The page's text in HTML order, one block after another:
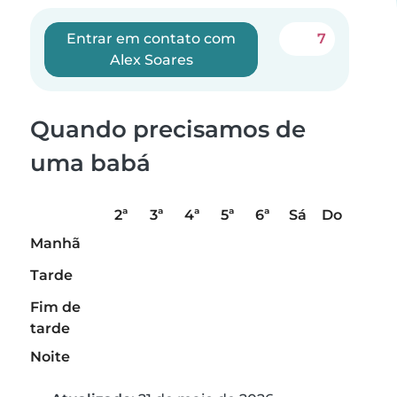
Entrar em contato com
Alex Soares
7
Quando precisamos de
uma babá
2ª 3ª 4ª 5ª 6ª Sá
Do
Manhã
Tarde
Fim de
tarde
Noite